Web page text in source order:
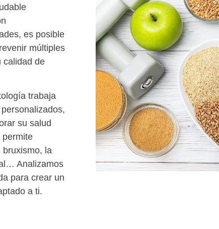
es posible
múltiples
calidad de
trabaja
su salud
permite
la
Analizamos
para crear un
a ti.